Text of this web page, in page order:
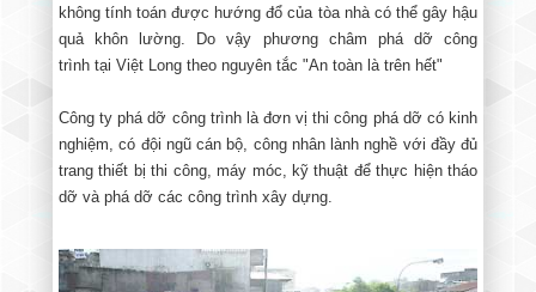
không tính toán được hướng đổ của tòa nhà có thể gây hậu
quả khôn lường. Do vậy phương châm phá dỡ công
trình tại Việt Long theo nguyên tắc "An toàn là trên hết"
Công ty phá dỡ công trình là đơn vị thi công phá dỡ có kinh
nghiệm, có đội ngũ cán bộ, công nhân lành nghề với đầy đủ
trang thiết bị thi công, máy móc, kỹ thuật để thực hiện tháo
dỡ và phá dỡ các công trình xây dựng.